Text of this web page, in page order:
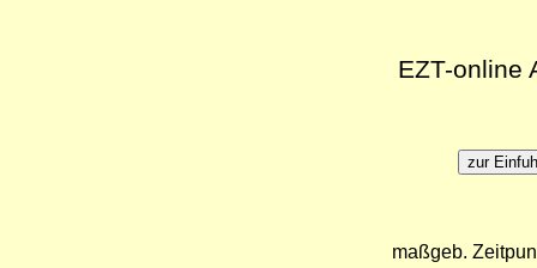
EZT-online
maßgeb.